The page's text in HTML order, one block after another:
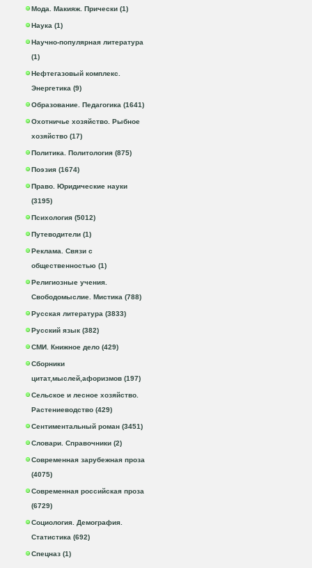
Мода. Макияж. Прически (1)
Наука (1)
Научно-популярная литература
(1)
Нефтегазовый комплекс.
Энергетика (9)
Образование. Педагогика (1641)
Охотничье хозяйство. Рыбное
хозяйство (17)
Политика. Политология (875)
Поэзия (1674)
Право. Юридические науки
(3195)
Психология (5012)
Путеводители (1)
Реклама. Связи с
общественностью (1)
Религиозные учения.
Свободомыслие. Мистика (788)
Русская литература (3833)
Русский язык (382)
СМИ. Книжное дело (429)
Сборники
цитат,мыслей,афоризмов (197)
Сельское и лесное хозяйство.
Растениеводство (429)
Сентиментальный роман (3451)
Словари. Справочники (2)
Современная зарубежная проза
(4075)
Современная российская проза
(6729)
Социология. Демография.
Статистика (692)
Спецназ (1)